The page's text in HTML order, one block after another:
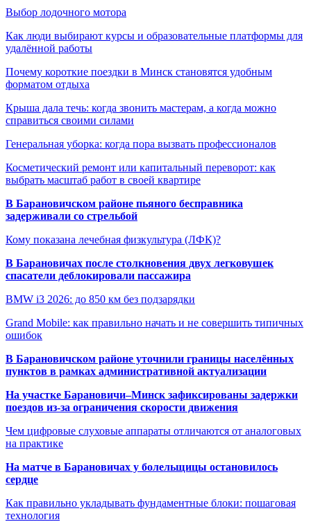
Выбор лодочного мотора
Как люди выбирают курсы и образовательные платформы для
удалённой работы
Почему короткие поездки в Минск становятся удобным
форматом отдыха
Крыша дала течь: когда звонить мастерам, а когда можно
справиться своими силами
Генеральная уборка: когда пора вызвать профессионалов
Косметический ремонт или капитальный переворот: как
выбрать масштаб работ в своей квартире
В Барановичском районе пьяного бесправника
задерживали со стрельбой
Кому показана лечебная физкультура (ЛФК)?
В Барановичах после столкновения двух легковушек
спасатели деблокировали пассажира
BMW i3 2026: до 850 км без подзарядки
Grand Mobile: как правильно начать и не совершить типичных
ошибок
В Барановичском районе уточнили границы населённых
пунктов в рамках административной актуализации
На участке Барановичи–Минск зафиксированы задержки
поездов из-за ограничения скорости движения
Чем цифровые слуховые аппараты отличаются от аналоговых
на практике
На матче в Барановичах у болельщицы остановилось
сердце
Как правильно укладывать фундаментные блоки: пошаговая
технология